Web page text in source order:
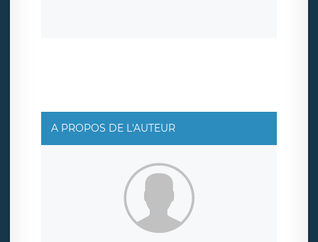
rue Léopold Sédar Senghor, joignable à l’adresse mail :
responsabledetraitement@legavox.fr. Vous avez
également le droit d’introduire une réclamation auprès
d’une autorité de contrôle.
A PROPOS DE L'AUTEUR